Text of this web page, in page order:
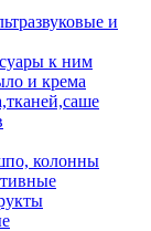
и
к ним
и крема
колонны